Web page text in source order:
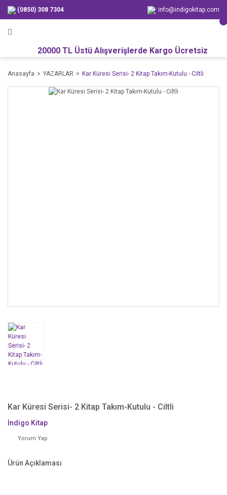
(0850) 308 7304 info@indigokitap.com
20000 TL Üstü Alışverişlerde Kargo Ücretsiz
Anasayfa YAZARLAR Kar Küresi Serisi- 2 Kitap Takım-Kutulu - Ciltli
Kar Küresi Serisi- 2 Kitap Takım-Kutulu - Ciltli
İndigo Kitap
Yorum Yap
Ürün Açıklaması